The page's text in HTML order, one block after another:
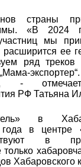
страны
«В 2024
мы
расширится ее
ряд
-
РФ Татьяна
в
в центре
в
Хабаровского